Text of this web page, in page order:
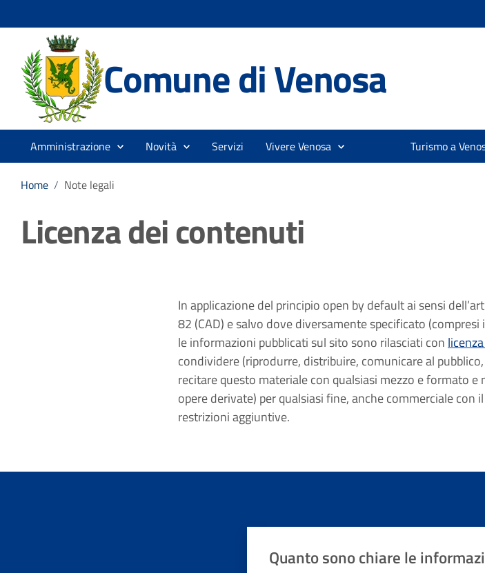
Comune di Venosa
Amministrazione Novità Servizi Vivere Venosa Turismo a
Home / Note legali
Licenza dei contenuti
In applicazione del principio open by default ai sensi
82 (CAD) e salvo dove diversamente specificato
le informazioni pubblicati sul sito sono rilasciati con
condividere (riprodurre, distribuire, comunicare al
recitare questo materiale con qualsiasi mezzo e formato
opere derivate) per qualsiasi fine, anche commerciale con
restrizioni aggiuntive.
Quanto sono chiare le